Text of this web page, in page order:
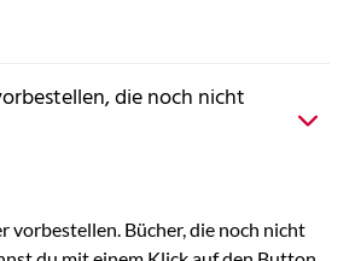
die noch nicht
vorbestellen. Bücher, die noch nicht